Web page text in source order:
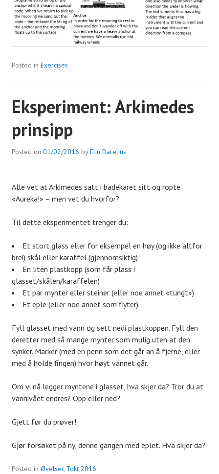
Posted in Exercises
Eksperiment: Arkimedes
prinsipp
Posted on 01/02/2016 byElin Darelius
Alle vet at Arkimedes satt i badekaret sitt og ropte
«Aureka!» – men vet du hvorfor?
Til dette eksperimentet trenger du:
Et stort glass eller for eksempel en høy (og ikke altfor
brei) skål eller karaffel (gjennomsiktig)
En liten plastkopp (som får plass i
glasset/skålen/karaffelen)
Et par mynter eller steiner (eller noe annet «tungt»)
Et eple (eller noe annet som flyter)
Fyll glasset med vann og sett nedi plastkoppen. Fyll den
deretter med så mange mynter som mulig uten at den
synker. Marker (med en penn som det går an å fjerne, eller
med å holde fingen) hvor høyt vannet går.
Om vi nå legger myntene i glasset, hva skjer da? Tror du at
vannivået endres? Opp eller ned?
Gjett før du prøver!
Gjør forsøket på ny, denne gangen med eplet. Hva skjer da?
Posted in Øvelser, Tokt 2016